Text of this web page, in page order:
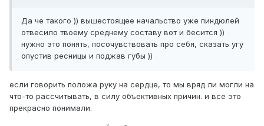
Да че такого )) вышестоящее начальство уже пиндюлей
отвесило твоему среднему составу вот и бесится ))
нужно это понять, посочувствовать про себя, сказать угу
опустив ресницы и поджав губы ))
если говорить положа руку на сердце, то мы вряд ли могли на
что-то рассчитывать, в силу объективных причин. и все это
прекрасно понимали.